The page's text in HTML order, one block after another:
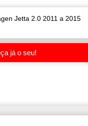
Jetta 2.0 2011 a 2015
já o seu!